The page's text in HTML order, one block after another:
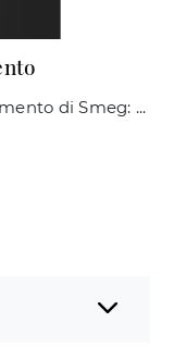
Lavello VSGX860CT Universale Cemento di Smeg: clicca e ottieni informazioni su apparecchi elettrici e Lavelli del noto e conosciuto brand, leader del ...